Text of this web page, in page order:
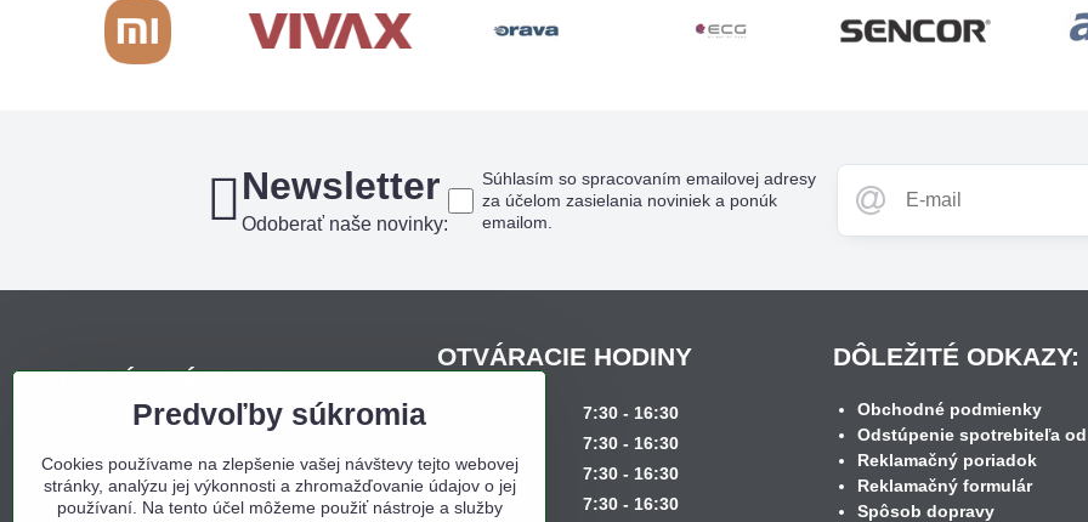
Newsletter
Odoberať naše novinky:
Súhlasím so spracovaním emailovej adresy
za účelom zasielania noviniek a ponúk
emailom.
KDE NÁS NÁJDETE
Sídlo firmy, korešpondenčná adresa,
osobný odber:
Obchodný dom Bojná
OTVÁRACIE HODINY
7:30 - 16:30
7:30 - 16:30
Streda
7:30 - 16:30
Štvrtok
7:30 - 16:30
DÔLEŽITÉ ODKAZY:
Obchodné podmienky
Odstúpenie spotrebiteľa
Reklamačný poriadok
Reklamačný formulár
Spôsob dopravy
Predvoľby súkromia
Cookies používame na zlepšenie vašej návštevy tejto webovej
stránky, analýzu jej výkonnosti a zhromažďovanie údajov o jej
používaní. Na tento účel môžeme použiť nástroje a služby